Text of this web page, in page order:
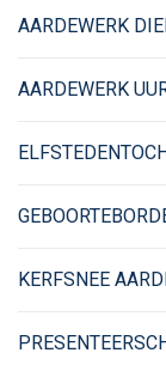
AARDEWERK
AARDEWERK
KERFSNEE